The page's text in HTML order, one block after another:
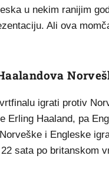
u nekim ranijim
Ali ova
igrati protiv
Erling Haaland, pa
i Engleske
sata po britanskom